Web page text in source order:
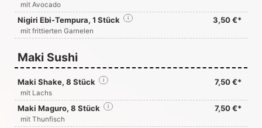
mit Avocado
Nigiri Ebi-Tempura, 1 Stück 3,50 €*
i
mit frittierten Garnelen
Maki Sushi
Maki Shake, 8 Stück 7,50 €*
i
mit Lachs
Maki Maguro, 8 Stück 7,50 €*
i
mit Thunfisch